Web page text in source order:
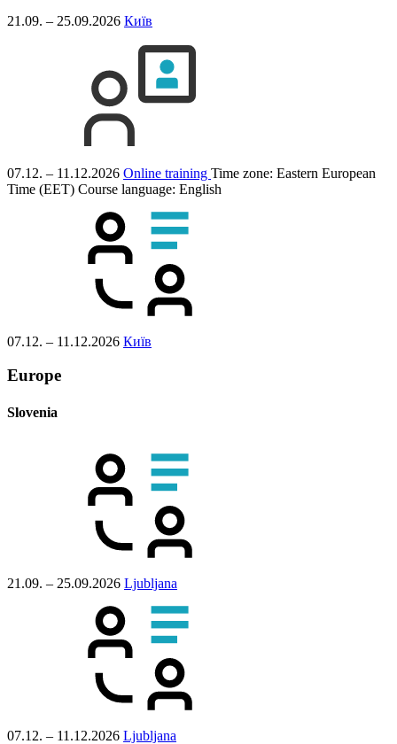
21.09. – 25.09.2026 Київ
07.12. – 11.12.2026 Online training Time zone: Eastern European
Time (EET) Course language: English
07.12. – 11.12.2026 Київ
Europe
Slovenia
21.09. – 25.09.2026 Ljubljana
07.12. – 11.12.2026 Ljubljana